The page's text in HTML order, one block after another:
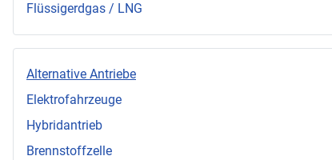
Flüssigerdgas / LNG
Alternative Antriebe
Elektrofahrzeuge
Hybridantrieb
Brennstoffzelle